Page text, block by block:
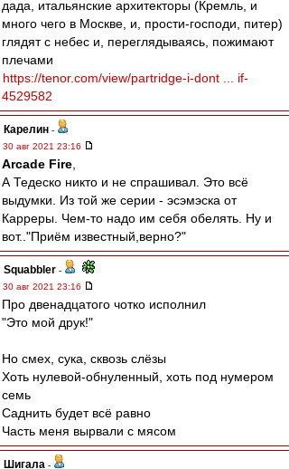
дада, итальянские архитекторы (Кремль, и
много чего в Москве, и, прости-господи, питер)
глядят с небес и, переглядываясь, пожимают
плечами
https://tenor.com/view/partridge-i-dont ... if-
4529582
Карелин -
30 авг 2021 23:16
Arcade Fire
А Тедеско никто и не спрашивал. Это всё
выдумки. Из той же серии - эсэмэска от
Карреры. Чем-то надо им себя обелять. Ну и
вот.."Приём известный,верно?"
Squabbler -
30 авг 2021 23:16
Про двенадцатого чотко исполнил
"Это мой друк!"
Но смех, сука, сквозь слёзы
Хоть нулевой-обнуленный, хоть под нумером
семь
Саднить будет всё равно
Часть меня вырвали с мясом
Шигала -